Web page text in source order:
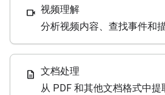
videocam 视频理解
分析视频内容、查找事件和
description 文档处理
从 PDF 和其他文档格式中提